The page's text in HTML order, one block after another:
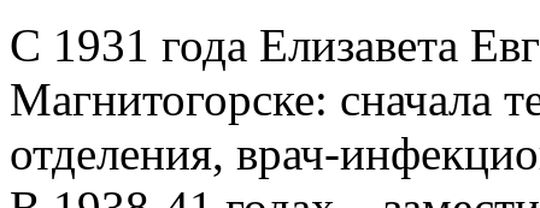
С 1931 года Елизавета
Магнитогорске: сначала
отделения, врач-